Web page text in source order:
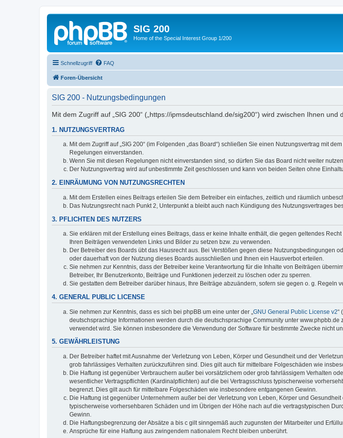
SIG 200
Home of the Special Interest Group 1/200
Schnellzugriff FAQ
Foren-Übersicht
SIG 200 - Nutzungsbedingungen
Mit dem Zugriff auf „SIG 200“ („https://ipmsdeutschland.de/sig200“) wird zwischen Ihnen
1. NUTZUNGSVERTRAG
Mit dem Zugriff auf „SIG 200“ (im Folgenden „das Board“) schließen Sie einen Nutzungsvertrag mit
Regelungen einverstanden.
Wenn Sie mit diesen Regelungen nicht einverstanden sind, so dürfen Sie das Board nicht weiter
Der Nutzungsvertrag wird auf unbestimmte Zeit geschlossen und kann von beiden Seiten ohne
2. EINRÄUMUNG VON NUTZUNGSRECHTEN
Mit dem Erstellen eines Beitrags erteilen Sie dem Betreiber ein einfaches, zeitlich und räumlich
Das Nutzungsrecht nach Punkt 2, Unterpunkt a bleibt auch nach Kündigung des Nutzungsvertrages
3. PFLICHTEN DES NUTZERS
Sie erklären mit der Erstellung eines Beitrags, dass er keine Inhalte enthält, die gegen geltendes
Ihren Beiträgen verwendeten Links und Bilder zu setzen bzw. zu verwenden.
Der Betreiber des Boards übt das Hausrecht aus. Bei Verstößen gegen diese Nutzungsbedingungen
oder dauerhaft von der Nutzung dieses Boards ausschließen und Ihnen ein Hausverbot erteilen.
Sie nehmen zur Kenntnis, dass der Betreiber keine Verantwortung für die Inhalte von Beiträgen
Betreiber, Ihr Benutzerkonto, Beiträge und Funktionen jederzeit zu löschen oder zu sperren.
Sie gestatten dem Betreiber darüber hinaus, Ihre Beiträge abzuändern, sofern sie gegen o. g.
4. GENERAL PUBLIC LICENSE
Sie nehmen zur Kenntnis, dass es sich bei phpBB um eine unter der „ GNU General Public License v2“
deutschsprachige Informationen werden durch die deutschsprachige Community unter
verwendet wird. Sie können insbesondere die Verwendung der Software für bestimmte Zwecke nicht
5. GEWÄHRLEISTUNG
Der Betreiber haftet mit Ausnahme der Verletzung von Leben, Körper und Gesundheit und der
grob fahrlässiges Verhalten zurückzuführen sind. Dies gilt auch für mittelbare Folgeschäden wie
Die Haftung ist gegenüber Verbrauchern außer bei vorsätzlichem oder grob fahrlässigem Verhalten
wesentlicher Vertragspflichten (Kardinalpflichten) auf die bei Vertragsschluss typischerweise
begrenzt. Dies gilt auch für mittelbare Folgeschäden wie insbesondere entgangenen Gewinn.
Die Haftung ist gegenüber Unternehmern außer bei der Verletzung von Leben, Körper und
typischerweise vorhersehbaren Schäden und im Übrigen der Höhe nach auf die vertragstypischen
Gewinn.
Die Haftungsbegrenzung der Absätze a bis c gilt sinngemäß auch zugunsten der Mitarbeiter und
Ansprüche für eine Haftung aus zwingendem nationalem Recht bleiben unberührt.